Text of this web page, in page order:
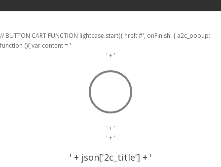
// BUTTON CART FUNCTION lightcase.start({ href:'#', onFinish: { a2c_popup:
function (){ var content = '
' + '
' + '
' + '
' + json['2c_title'] + '